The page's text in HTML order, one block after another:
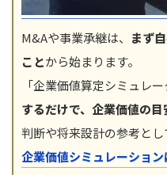
M&Aや事業承継は、 まず
ことから始まります。
「企業価値算定シミュレー
するだけで、企業価値の
判断や将来設計の参考とし
企業価値シミュレーション